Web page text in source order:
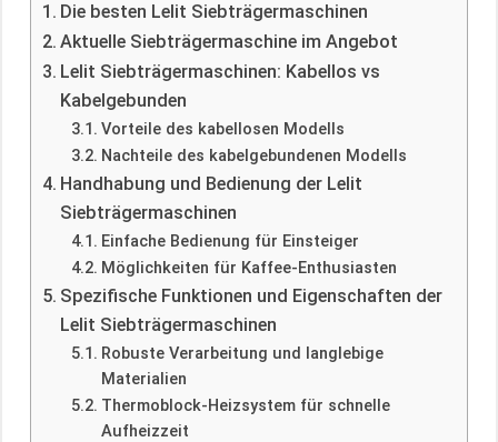
Die besten Lelit Siebträgermaschinen
Aktuelle Siebträgermaschine im Angebot
Lelit Siebträgermaschinen: Kabellos vs
Kabelgebunden
Vorteile des kabellosen Modells
Nachteile des kabelgebundenen Modells
Handhabung und Bedienung der Lelit
Siebträgermaschinen
Einfache Bedienung für Einsteiger
Möglichkeiten für Kaffee-Enthusiasten
Spezifische Funktionen und Eigenschaften der
Lelit Siebträgermaschinen
Robuste Verarbeitung und langlebige
Materialien
Thermoblock-Heizsystem für schnelle
Aufheizzeit